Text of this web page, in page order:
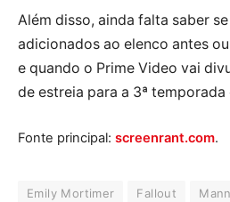
Além disso, ainda falta saber
adicionados ao elenco antes
e quando o Prime Video vai
de estreia para a 3ª temporada
Fonte principal: screenrant.com.
Emily Mortimer Fallout